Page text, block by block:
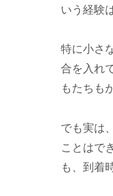
いう経験
特に小さ
合を入れ
もたちも
でも実は
ことはで
も、到着